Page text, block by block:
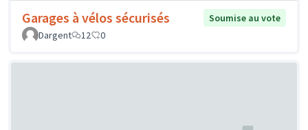
Garages à vélos sécurisés
Soumise au vote
Dargent
12 0